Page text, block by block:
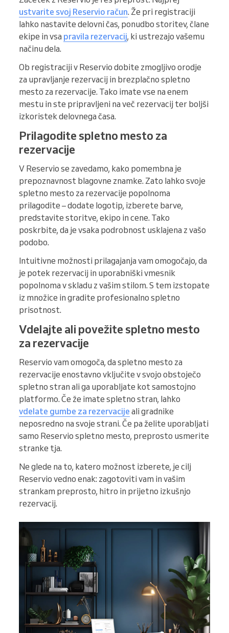
ustvarite svoj Reservio račun. Že pri registraciji
lahko nastavite delovni čas, ponudbo storitev, člane
ekipe in vsa pravila rezervacij, ki ustrezajo vašemu
načinu dela.
Ob registraciji v Reservio dobite zmogljivo orodje
za upravljanje rezervacij in brezplačno spletno
mesto za rezervacije. Tako imate vse na enem
mestu in ste pripravljeni na več rezervacij ter boljši
izkoristek delovnega časa.
Prilagodite spletno mesto za
rezervacije
V Reservio se zavedamo, kako pomembna je
prepoznavnost blagovne znamke. Zato lahko svoje
spletno mesto za rezervacije popolnoma
prilagodite – dodate logotip, izberete barve,
predstavite storitve, ekipo in cene. Tako
poskrbite, da je vsaka podrobnost usklajena z vašo
podobo.
Intuitivne možnosti prilagajanja vam omogočajo, da
je potek rezervacij in uporabniški vmesnik
popolnoma v skladu z vašim stilom. S tem izstopate
iz množice in gradite profesionalno spletno
prisotnost.
Vdelajte ali povežite spletno mesto
za rezervacije
Reservio vam omogoča, da spletno mesto za
rezervacije enostavno vključite v svojo obstoječo
spletno stran ali ga uporabljate kot samostojno
platformo. Če že imate spletno stran, lahko
vdelate gumbe za rezervacije ali gradnike
neposredno na svoje strani. Če pa želite uporabljati
samo Reservio spletno mesto, preprosto usmerite
stranke tja.
Ne glede na to, katero možnost izberete, je cilj
Reservio vedno enak: zagotoviti vam in vašim
strankam preprosto, hitro in prijetno izkušnjo
rezervacij.